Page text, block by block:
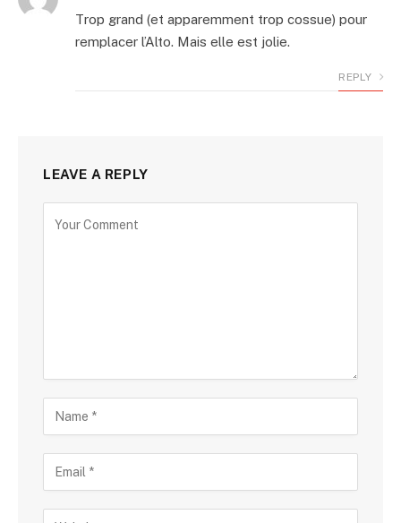
Trop grand (et apparemment trop cossue) pour
remplacer l’Alto. Mais elle est jolie.
REPLY
LEAVE A REPLY